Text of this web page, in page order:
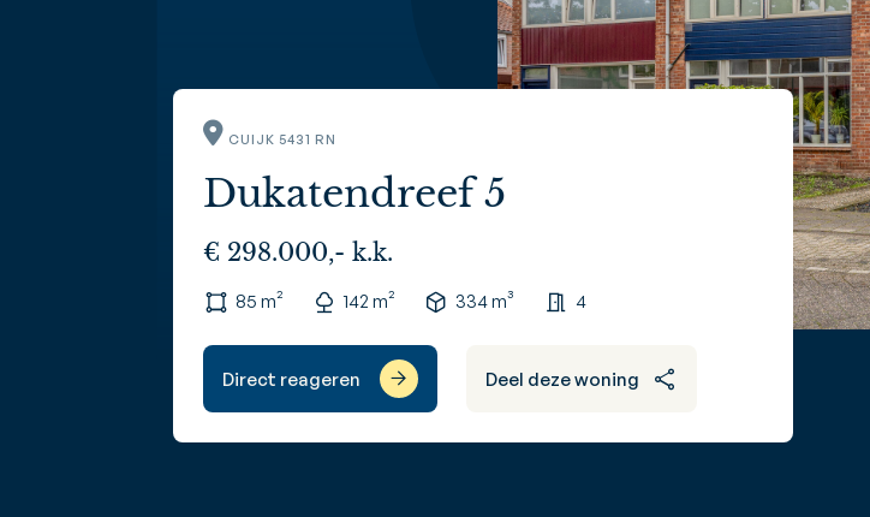
CUIJK 5431 RN
Dukatendreef 5
€ 298.000,- k.k.
85 m² 142 m² 334 m³ 4
Direct reageren Deel deze woning